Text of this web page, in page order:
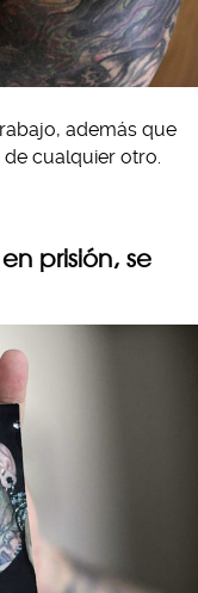
además que
cualquier otro.
prisión, se